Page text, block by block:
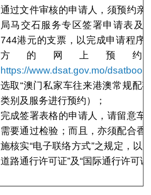
通过文件审核的申请人，须预约亲
局马交石服务专区签署申请表及
744港元的支票，以完成申请程序
方的网上预约
https://www.dsat.gov.mo/
选取“澳门私家车往来港澳常规配
类别及服务进行预约）；
完成签署表格的申请人，请留意车
需要通过检验；而且，亦须配合香
施核实“电子联络方式”之规定，以
道路通行许可证”及“国际通行许可